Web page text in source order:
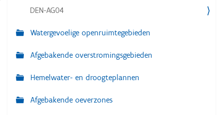
DEN-AG04
Watergevoelige openruimtegebieden
Afgebakende overstromingsgebieden
Hemelwater- en droogteplannen
Afgebakende oeverzones